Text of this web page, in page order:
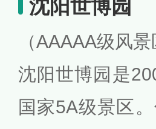
沈阳世博园
（AAAAA级风景
沈阳世博园是
国家5A级景区